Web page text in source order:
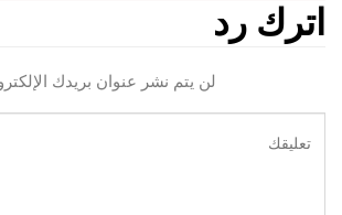
اترك رد
لن يتم نشر عنوان بريدك